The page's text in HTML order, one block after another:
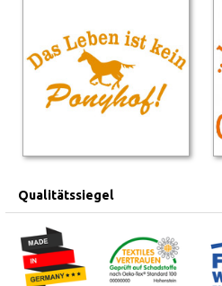
Qualitätssiegel